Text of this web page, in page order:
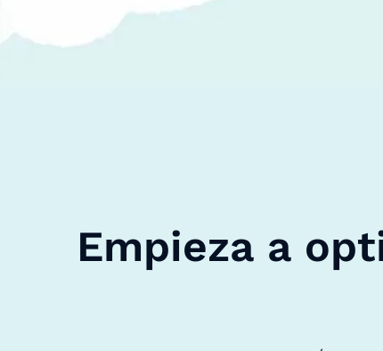
Empieza a